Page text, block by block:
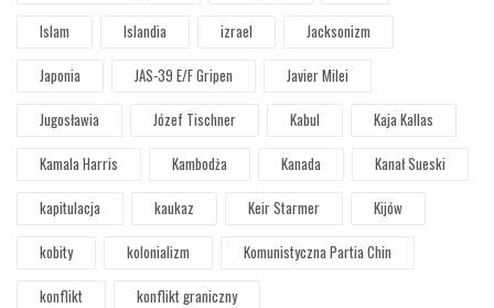
Islam
Islandia izrael
Jacksonizm
Japonia
JAS-39 E/F Gripen
Javier Milei
Jugosławia
Józef Tischner Kabul
Kaja Kallas
Kamala Harris
Kambodża Kanada
Kanał Sueski
kapitulacja
kaukaz Keir Starmer
Kijów
kobity
kolonializm
Komunistyczna Partia Chin
konflikt
konflikt graniczny